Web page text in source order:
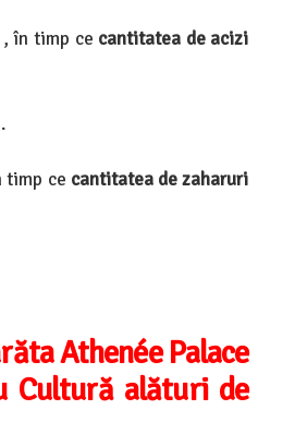
în timp ce cantitatea de acizi
timp ce cantitatea de zaharuri
Athenée Palace
Cultură alături de